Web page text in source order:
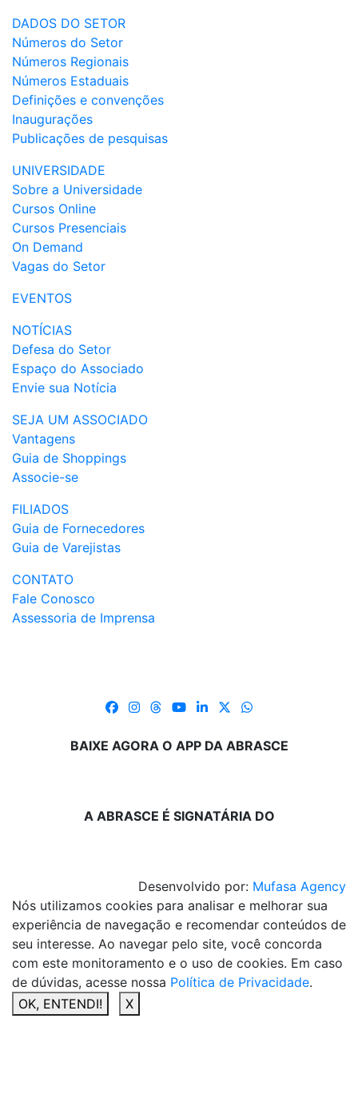
DADOS DO SETOR
Números do Setor
Números Regionais
Números Estaduais
Definições e convenções
Inaugurações
Publicações de pesquisas
UNIVERSIDADE
Sobre a Universidade
Cursos Online
Cursos Presenciais
On Demand
Vagas do Setor
EVENTOS
NOTÍCIAS
Defesa do Setor
Espaço do Associado
Envie sua Notícia
SEJA UM ASSOCIADO
Vantagens
Guia de Shoppings
Associe-se
FILIADOS
Guia de Fornecedores
Guia de Varejistas
CONTATO
Fale Conosco
Assessoria de Imprensa
BAIXE AGORA O APP DA ABRASCE
A ABRASCE É SIGNATÁRIA DO
Desenvolvido por: Mufasa Agency
Nós utilizamos cookies para analisar e melhorar sua
experiência de navegação e recomendar conteúdos de
seu interesse. Ao navegar pelo site, você concorda
com este monitoramento e o uso de cookies. Em caso
de dúvidas, acesse nossa Política de Privacidade.
OK, ENTENDI!
X